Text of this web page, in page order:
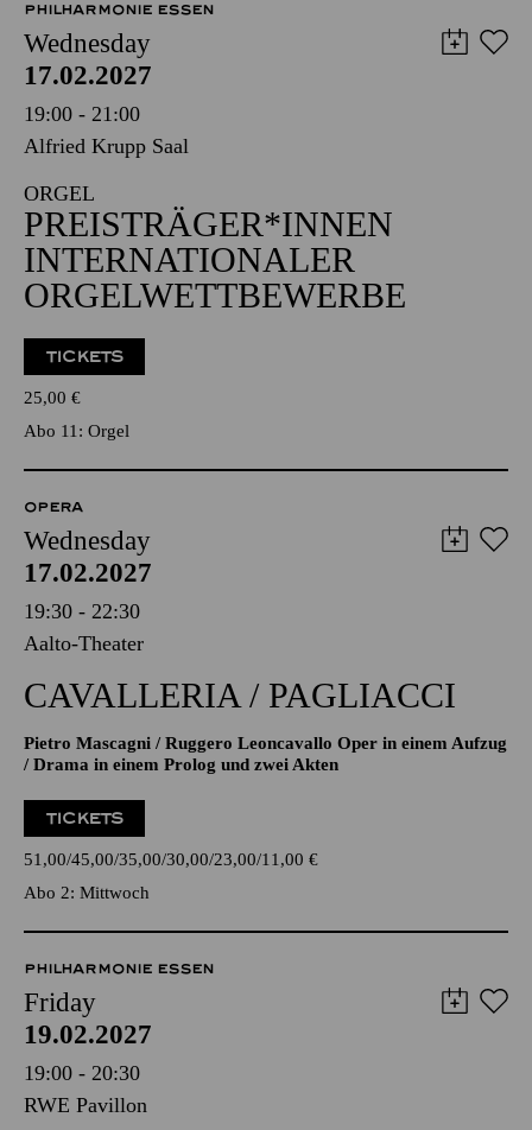
PHILHARMONIE ESSEN
Wednesday
17.02.2027
19:00 - 21:00
Alfried Krupp Saal
ORGEL
PREISTRÄGER*INNEN
INTERNATIONALER
ORGELWETTBEWERBE
TICKETS
25,00 €
Abo 11: Orgel
OPERA
Wednesday
17.02.2027
19:30 - 22:30
Aalto-Theater
CAVALLERIA / PAGLIACCI
Pietro Mascagni / Ruggero Leoncavallo Oper in einem Aufzug
/ Drama in einem Prolog und zwei Akten
TICKETS
51,00 45,00 35,00 30,00 23,00 11,00 €
Abo 2: Mittwoch
PHILHARMONIE ESSEN
Friday
19.02.2027
19:00 - 20:30
RWE Pavillon